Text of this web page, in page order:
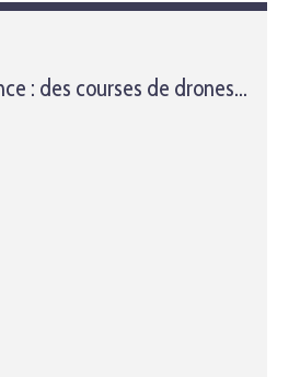
: des courses de drones...